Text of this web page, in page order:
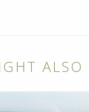
ALSO